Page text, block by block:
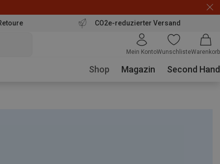
CO2e-reduzierter Versand
Mein KontoWunschlisteWarenkorb
Shop Magazin Second Hand